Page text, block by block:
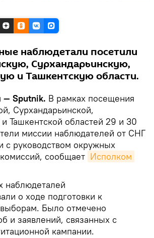
наблюдетали посетили
Сурхандарьинскую,
и Ташкентскую области.
Sputnik. В рамках посещения
Сурхандарьинской,
Ташкентской областей 29 и 30
миссии наблюдателей от СНГ
с руководством окружных
сообщает Исполком
о ходе подготовки к
Было отмечено
и заявлений, связанных с
кампании.